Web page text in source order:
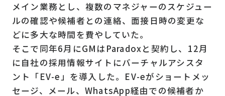
メイン業務とし、複数のマネジャーのスケジュー
ルの確認や候補者との連絡、面接日時の変更な
どに多大な時間を費やしていた。
そこで同年6月にGMはParadoxと契約し、12月
に自社の採用情報サイトにバーチャルアシスタ
ント「EV-e」を導入した。EV-eがショートメッ
セージ、メール、WhatsApp経由での候補者か